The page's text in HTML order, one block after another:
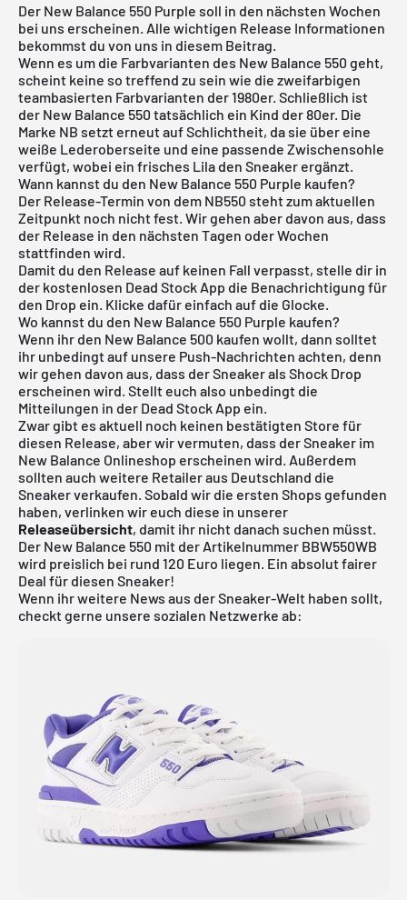
Der New Balance 550 Purple soll in den nächsten Wochen
bei uns erscheinen. Alle wichtigen Release Informationen
bekommst du von uns in diesem Beitrag.
Wenn es um die Farbvarianten des New Balance 550 geht,
scheint keine so treffend zu sein wie die zweifarbigen
teambasierten Farbvarianten der 1980er. Schließlich ist
der New Balance 550 tatsächlich ein Kind der 80er. Die
Marke NB setzt erneut auf Schlichtheit, da sie über eine
weiße Lederoberseite und eine passende Zwischensohle
verfügt, wobei ein frisches Lila den Sneaker ergänzt.
Wann kannst du den New Balance 550 Purple kaufen?
Der Release-Termin von dem NB550 steht zum aktuellen
Zeitpunkt noch nicht fest. Wir gehen aber davon aus, dass
der Release in den nächsten Tagen oder Wochen
stattfinden wird.
Damit du den Release auf keinen Fall verpasst, stelle dir in
der kostenlosen Dead Stock App die Benachrichtigung für
den Drop ein. Klicke dafür einfach auf die Glocke.
Wo kannst du den New Balance 550 Purple kaufen?
Wenn ihr den New Balance 500 kaufen wollt, dann solltet
ihr unbedingt auf unsere Push-Nachrichten achten, denn
wir gehen davon aus, dass der Sneaker als Shock Drop
erscheinen wird. Stellt euch also unbedingt die
Mitteilungen in der Dead Stock App ein.
Zwar gibt es aktuell noch keinen bestätigten Store für
diesen Release, aber wir vermuten, dass der Sneaker im
New Balance Onlineshop erscheinen wird. Außerdem
sollten auch weitere Retailer aus Deutschland die
Sneaker verkaufen. Sobald wir die ersten Shops gefunden
haben, verlinken wir euch diese in unserer
Releaseübersicht, damit ihr nicht danach suchen müsst.
Der New Balance 550 mit der Artikelnummer BBW550WB
wird preislich bei rund 120 Euro liegen. Ein absolut fairer
Deal für diesen Sneaker!
Wenn ihr weitere News aus der Sneaker-Welt haben sollt,
checkt gerne unsere sozialen Netzwerke ab: